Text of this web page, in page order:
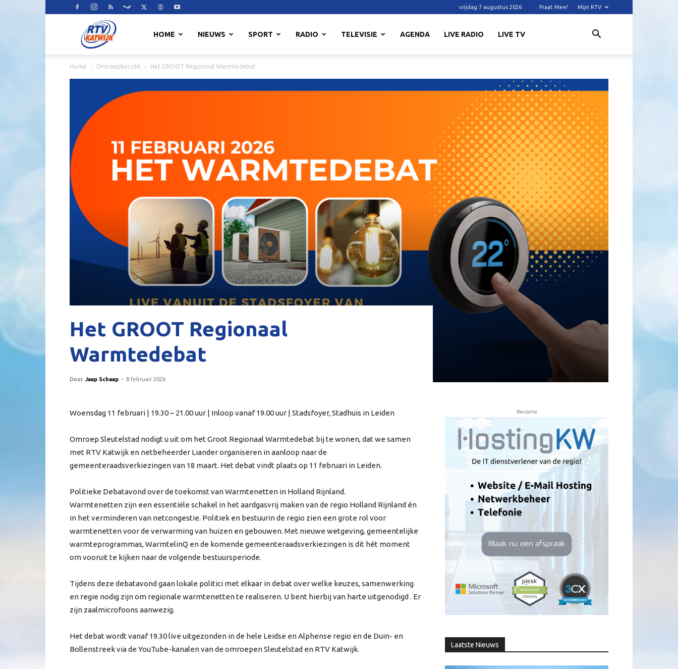
vrijdag 7 augustus 2026 Praat Mee! Mijn RTV
HOME NIEUWS SPORT RADIO TELEVISIE AGENDA LIVE RADIO LIVE TV
Home Omroepbericht Het GROOT Regionaal Warmtedebat
Het GROOT Regionaal
Warmtedebat
Door Jaap Schaap - 8 februari 2026
Woensdag 11 februari | 19.30 – 21.00 uur | Inloop vanaf 19.00 uur | Stadsfoyer, Stadhuis in Leiden
Omroep Sleutelstad nodigt u uit om het Groot Regionaal Warmtedebat bij te wonen, dat we samen
met RTV Katwijk en netbeheerder Liander organiseren in aanloop naar de
gemeenteraadsverkiezingen van 18 maart. Het debat vindt plaats op 11 februari in Leiden.
Politieke Debatavond over de toekomst van Warmtenetten in Holland Rijnland.
Warmtenetten zijn een essentiële schakel in het aardgasvrij maken van de regio Holland Rijnland én
in het verminderen van netcongestie. Politiek en bestuurin de regio zien een grote rol voor
warmtenetten voor de verwarming van huizen en gebouwen. Met nieuwe wetgeving, gemeentelijke
warmteprogrammas, WarmtelinQ en de komende gemeenteraadsverkiezingen is dit hét moment
om vooruit te kijken naar de volgende bestuursperiode.
Tijdens deze debatavond gaan lokale politici met elkaar in debat over welke keuzes, samenwerking
en regie nodig zijn om regionale warmtenetten te realiseren. U bent hierbij van harte uitgenodigd . Er
zijn zaalmicrofoons aanwezig.
Het debat wordt vanaf 19.30 live uitgezonden in de hele Leidse en Alphense regio en de Duin- en
Bollenstreek via de YouTube-kanalen van de omroepen Sleutelstad en RTV Katwijk.
Reclame
Laatste Nieuws